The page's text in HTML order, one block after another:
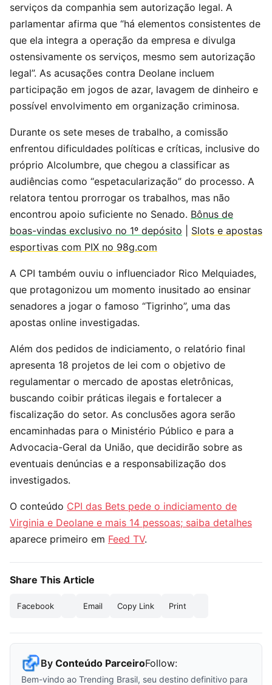
serviços da companhia sem autorização legal. A
parlamentar afirma que “há elementos consistentes de
que ela integra a operação da empresa e divulga
ostensivamente os serviços, mesmo sem autorização
legal”. As acusações contra Deolane incluem
participação em jogos de azar, lavagem de dinheiro e
possível envolvimento em organização criminosa.
Durante os sete meses de trabalho, a comissão
enfrentou dificuldades políticas e críticas, inclusive do
próprio Alcolumbre, que chegou a classificar as
audiências como “espetacularização” do processo. A
relatora tentou prorrogar os trabalhos, mas não
encontrou apoio suficiente no Senado. Bônus de
boas-vindas exclusivo no 1º depósito
Slots e apostas
esportivas com PIX no 98g.com
A CPI também ouviu o influenciador Rico Melquiades,
que protagonizou um momento inusitado ao ensinar
senadores a jogar o famoso “Tigrinho”, uma das
apostas online investigadas.
Além dos pedidos de indiciamento, o relatório final
apresenta 18 projetos de lei com o objetivo de
regulamentar o mercado de apostas eletrônicas,
buscando coibir práticas ilegais e fortalecer a
fiscalização do setor. As conclusões agora serão
encaminhadas para o Ministério Público e para a
Advocacia-Geral da União, que decidirão sobre as
eventuais denúncias e a responsabilização dos
investigados.
O conteúdo CPI das Bets pede o indiciamento de
Virginia e Deolane e mais 14 pessoas; saiba detalhes
aparece primeiro em Feed TV.
Share This Article
Facebook Email Copy Link Print
By Conteúdo ParceiroFollow:
Bem-vindo ao Trending Brasil, seu destino definitivo para